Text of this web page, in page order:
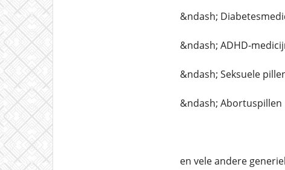
&ndash;
&ndash; ADHD-
&ndash; Seksuele
&ndash; Abortuspillen
en vele andere